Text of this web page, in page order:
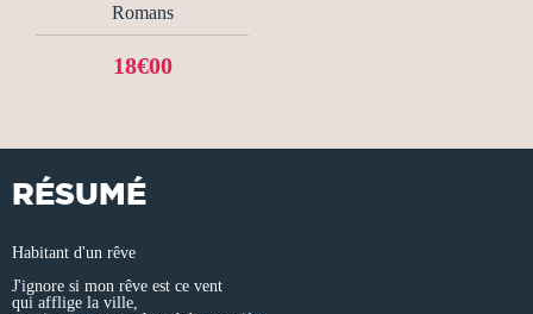
Romans
18€00
RÉSUMÉ
Habitant d'un rêve
J'ignore si mon rêve est ce vent
qui afflige la ville,